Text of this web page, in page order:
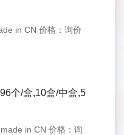
in CN 价格：询价
个/盒,10盒/中盒,5
in CN 价格：询